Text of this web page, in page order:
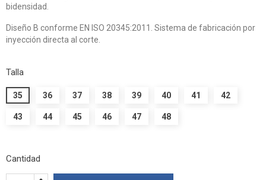
bidensidad.
Diseño B conforme EN ISO 20345:2011. Sistema de fabricación por
inyección directa al corte.
Talla
35 36 37 38 39 40 41 42
43 44 45 46 47 48
Cantidad